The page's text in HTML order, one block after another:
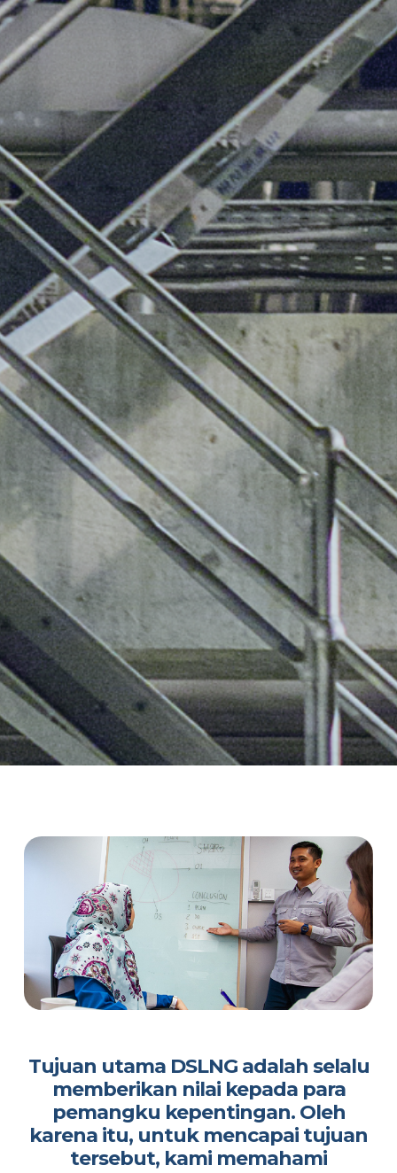
Tujuan utama DSLNG adalah selalu
memberikan nilai kepada para
pemangku kepentingan. Oleh
karena itu, untuk mencapai tujuan
tersebut, kami memahami